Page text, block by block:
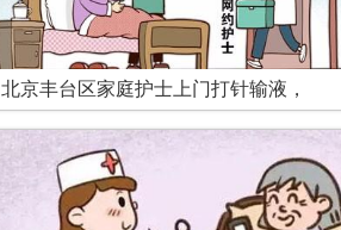
北京丰台区家庭护士上门打针输液，